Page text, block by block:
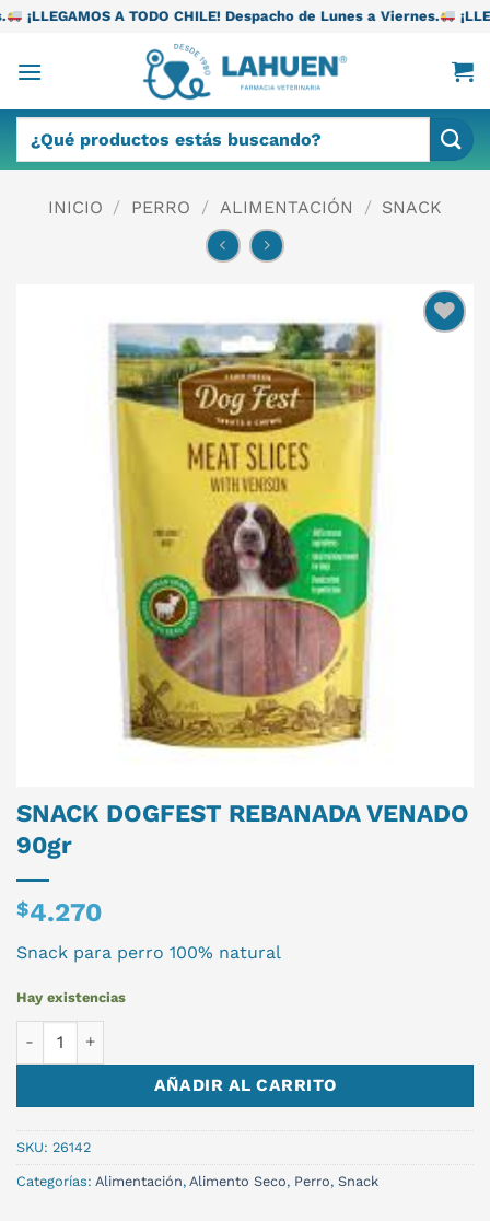
Saltar
contenido
TODO CHILE! Despacho de Lunes a Viernes. ¡LLEGAMOS A
por:
INICIO / PERRO / ALIMENTACIÓN / SNACK
SNACK DOGFEST REBANADA VENADO
90gr
$4.270
Snack para perro 100% natural
Hay existencias
AÑADIR AL CARRITO
SKU: 26142
Categorías: Alimentación, Alimento Seco, Perro, Snack